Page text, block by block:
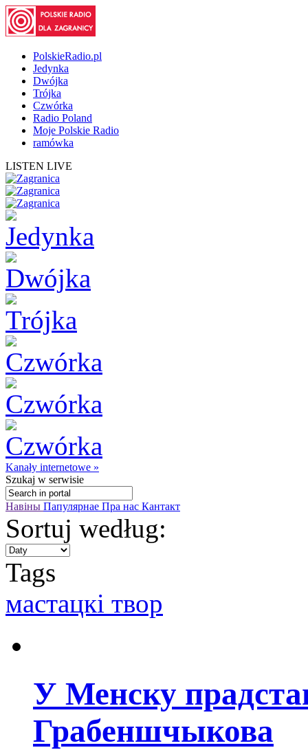
PolskieRadio.pl
Jedynka
Dwójka
Trójka
Czwórka
Radio Poland
Moje Polskie Radio
ramówka
LISTEN LIVE
Kanały internetowe »
Szukaj w serwisie
Навіны Папулярнае Пра нас Кантакт
Sortuj według:
Tags
мастацкі твор
У Менску
Грабеншчыкова